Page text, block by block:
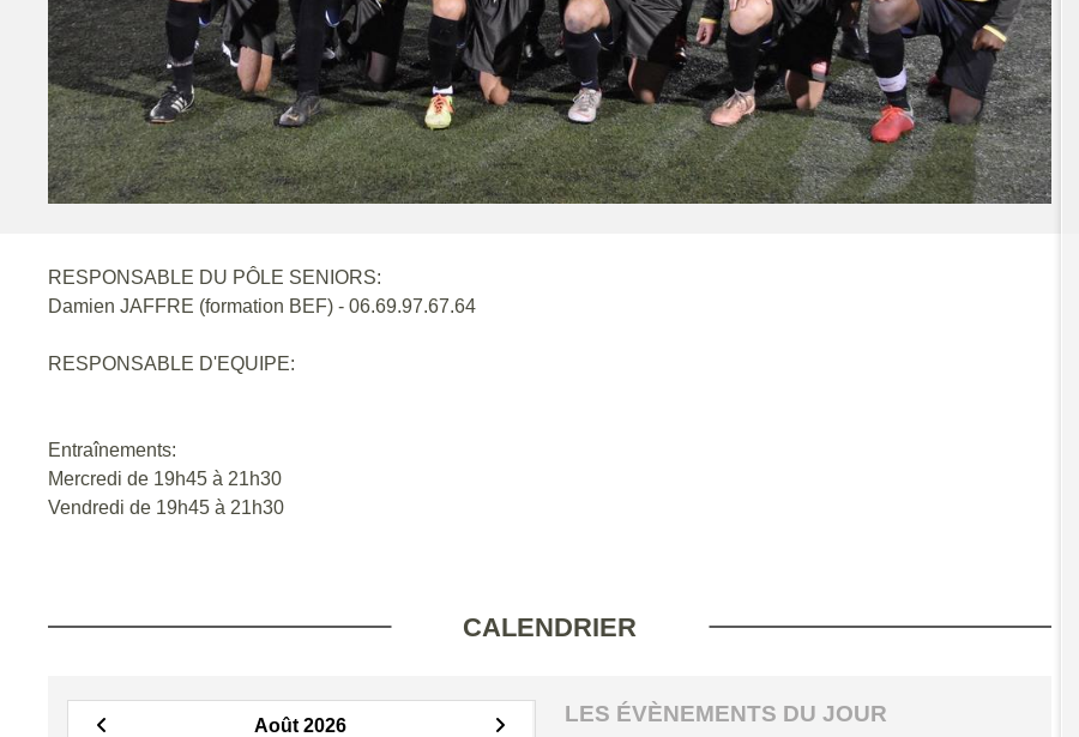
RESPONSABLE DU PÔLE SENIORS:
Damien JAFFRE (formation BEF) - 06.69.97.67.64
RESPONSABLE D'EQUIPE:
Entraînements:
Mercredi de 19h45 à 21h30
Vendredi de 19h45 à 21h30
CALENDRIER
Août 2026 LES ÉVÈNEMENTS DU JOUR